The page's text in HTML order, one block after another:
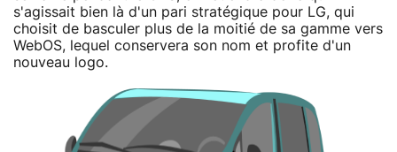
s'agissait bien là d'un pari stratégique pour LG, qui
choisit de basculer plus de la moitié de sa gamme vers
WebOS, lequel conservera son nom et profite d'un
nouveau logo.